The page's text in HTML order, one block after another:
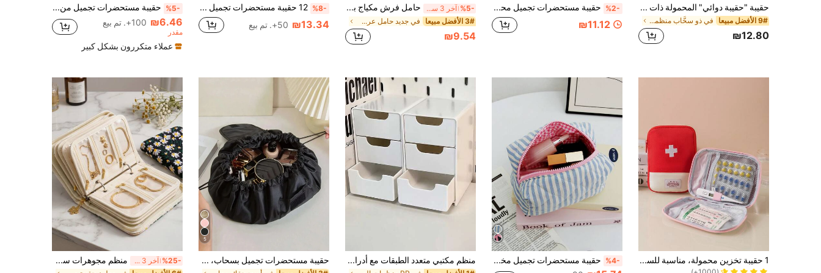
حقيبة "حقيبة دوائي" المحمولة ذات طبعة الأقراص، حقيبة إسعافات أولية مدمجة، حقيبة تخزين طبية مريحة للسفر والاستخدام المنزلي، حقيبة أدوية صغيرة، حزمة طوارئ، متوفرة بألوان متعددة، ملحق طبي أساسي للأشخاص المهتمين بالصحة، منظم إدارة الصحة اليومية
9# الأفضل مبيعا في ذو سحَّاب منظمات المكياج
₪12.80
%2- حقيبة مستحضرات تجميل محمولة بنقشة زهرية، منظم مكياج للسفر للنساء والفتيات، حقيبة تخزين مستلزمات العناية الشخصية بأسلوب فرنسي، لحفظ الفرش ومنتجات العناية بالبشرة والجل وطلاء الأظافر، حقيبة يد صغيرة بتصميم كوكيت
₪11.12
%5- آخر 3 ساعة أيام حامل فرش مكياج بأسلوب حلو ب- 3 حجرات مع فيونكة، صندوق تخزين مستحضرات تجميل أبيض للمكتب وحامل أقلام، وصول سهل، ديكور جميل، تصميم فريد، مناسب كهدية عيد ميلاد
3# الأفضل مبيعا في جديد حامل عرض مستحضرات التجميل
₪9.54
%8- 12 حقيبة مستحضرات تجميل شفافة من البي في سي مع سحاب - حقائب تخزين عالية الجودة للمستحضرات التجميلية والأدوات الصحية، مثالية للسفر والحمام والضروريات العطلات (متوسطة، شفافة)، اكسسوارات الحمام، حقيبة، حقيبة مستحضرات تجميل، ضروريات السفر
₪13.34 50+. تم بيع
%5- حقيبة مستحضرات تجميل من النايلون الشبكي بسعة كبيرة، حقيبة تنظيم مكياج متعددة الطبقات قابلة للتنفس، حقيبة أدوات تجميل خفيفة الوزن، حقيبة غسيل سفر عصرية مع أقسام، مناسبة لأدوات التجميل والمكياج، للنساء
₪6.46 100+. تم بيع
مقدر
عملاء متكررون بشكل كبير
1 حقيبة تخزين محمولة، مناسبة للسفر التجاري، مريحة وعملية، نظيفة وأنيقة. يمكن استخدامها أيضًا كديكور للغرفة، حقيبة مستحضرات التجميل، منظم للمكياج، حقيبة مستلزمات الحمام، منظم المكتب
3# الأفضل مبيعا
في 2~12 ILS حقائب ماكياج
(1000+)
%4- حقيبة مستحضرات تجميل مخططة مع سحاب، حقيبة تخزين، منظم مكياج مع حجرة أحمر الشفاه. هذه الحقيبة الكبيرة السعة العملية والأنيقة ضرورية لأي رحلة. منظم مكتبي متعدد الطبقات مع أدراج - مثالي لتخزين لوازم المكتب والمجوهرات والمستحضرات التجميلية - صندوق حجرات محمول (4.92 بوصة * 8.7 بوصة * 2.99 بوصة)، ديكور الغرفة
5
حقيبة مستحضرات تجميل بسحاب، منظم محمول للسفر، إغلاق بسحاب عشوائي، يمكن تخزين مستحضرات التجميل والمستلزمات الصحية للسفر، هدية رائعة، مناسبة أيضًا للمناكير وديكور الغرفة والحقائب وحقائب مستحضرات التجميل والسفر وحقيبة المستلزمات الصحية والضروريات السفرية وحقيبة التخزين وحقيبة المكياج وحقيبة المستلزمات الصحية %25- آخر 3 ساعة أيام منظم مجوهرات سفر محمول مطرز على شكل كتاب، صفحات تخزين قابلة للإزالة مع أكياس مخملية بسحاب شفاف للأقراط والخواتم والقلائد والأساور